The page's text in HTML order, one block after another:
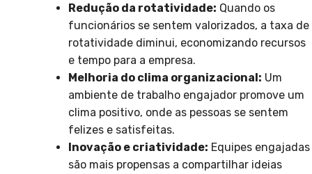
Redução da rotatividade: Quando os
funcionários se sentem valorizados, a taxa de
rotatividade diminui, economizando recursos
e tempo para a empresa.
Melhoria do clima organizacional: Um
ambiente de trabalho engajador promove um
clima positivo, onde as pessoas se sentem
felizes e satisfeitas.
Inovação e criatividade: Equipes engajadas
são mais propensas a compartilhar ideias